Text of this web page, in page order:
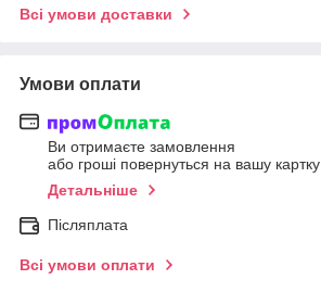
Всі умови доставки
Умови оплати
Ви отримаєте замовлення
або гроші повернуться на вашу картку
Детальніше
Післяплата
Всі умови оплати